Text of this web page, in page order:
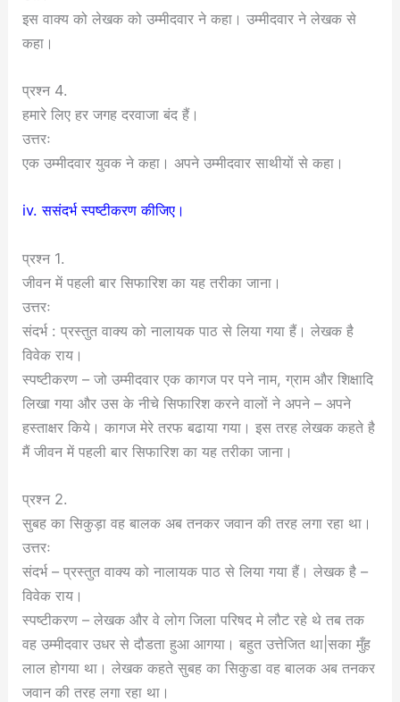
इस वाक्य को लेखक को उम्मीदवार ने कहा। उम्मीदवार ने लेखक से
कहा।
प्रश्न 4.
हमारे लिए हर जगह दरवाजा बंद हैं।
उत्तरः
एक उम्मीदवार युवक ने कहा। अपने उम्मीदवार साथीयों से कहा।
iv. ससंदर्भ स्पष्टीकरण कीजिए।
प्रश्न 1.
जीवन में पहली बार सिफारिश का यह तरीका जाना।
उत्तरः
संदर्भ : प्रस्तुत वाक्य को नालायक पाठ से लिया गया हैं। लेखक है
विवेक राय।
स्पष्टीकरण – जो उम्मीदवार एक कागज पर पने नाम, ग्राम और शिक्षादि
लिखा गया और उस के नीचे सिफारिश करने वालों ने अपने – अपने
हस्ताक्षर किये। कागज मेरे तरफ बढाया गया। इस तरह लेखक कहते है
मैं जीवन में पहली बार सिफारिश का यह तरीका जाना।
प्रश्न 2.
सुबह का सिकुड़ा वह बालक अब तनकर जवान की तरह लगा रहा था।
उत्तरः
संदर्भ – प्रस्तुत वाक्य को नालायक पाठ से लिया गया हैं। लेखक है –
विवेक राय।
स्पष्टीकरण – लेखक और वे लोग जिला परिषद मे लौट रहे थे तब तक
वह उम्मीदवार उधर से दौडता हुआ आगया। बहुत उत्तेजित था|सका मुँह
लाल होगया था। लेखक कहते सुबह का सिकुडा वह बालक अब तनकर
जवान की तरह लगा रहा था।